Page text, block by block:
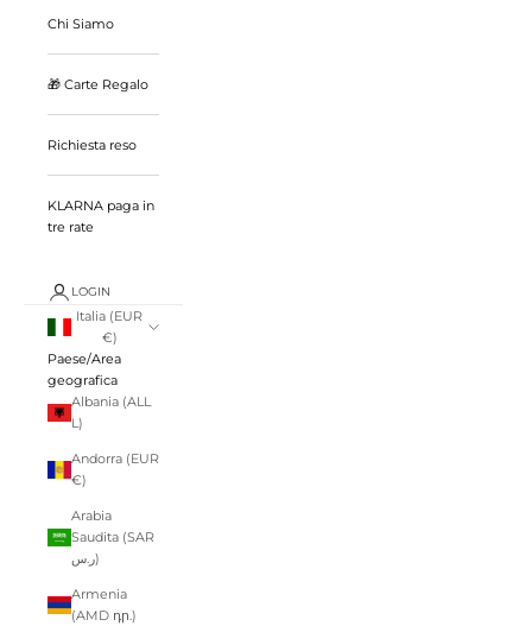
Chi Siamo
🎁 Carte Regalo
Richiesta reso
KLARNA paga in
tre rate
LOGIN
Italia (EUR
€)
Paese/Area
geografica
Albania (ALL
L)
Andorra (EUR
€)
Arabia
Saudita (SAR
ر.س)
Armenia
(AMD դր.)